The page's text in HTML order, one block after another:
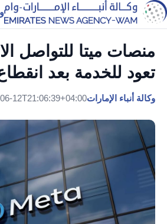
منصات ميتا للتواصل
تعود للخدمة بعد
وكالة أنباء الإمارات12T21:06:39+04:00